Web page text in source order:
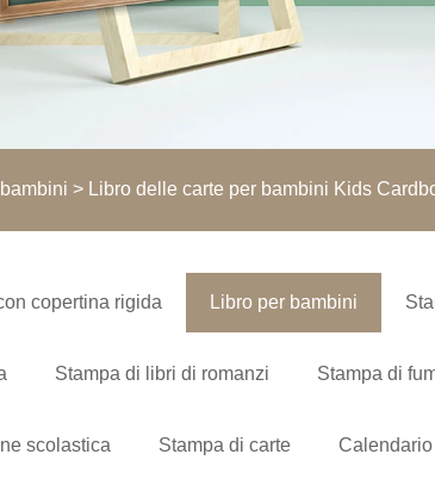
> Libro delle carte per bambini Kids
copertina rigida Libro per bambini
Stampa di libri di romanzi Stampa di
scolastica Stampa di carte Calendario